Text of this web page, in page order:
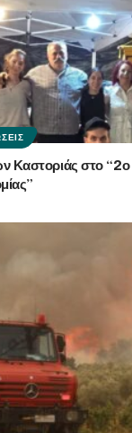
Καστοριάς στο “2ο